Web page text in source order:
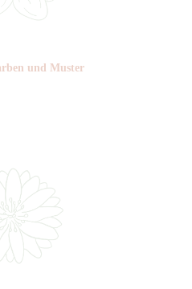
und Muster